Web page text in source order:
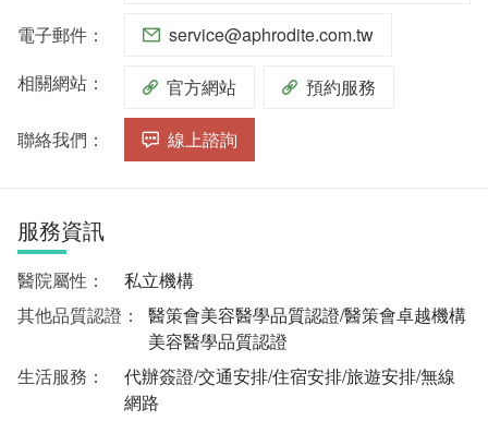
電子郵件：
service@aphrodite.com.tw
相關網站：
官方網站 預約服務
聯絡我們： 線上諮詢
服務資訊
醫院屬性：
私立機構
其他品質認證：
醫策會美容醫學品質認證/醫策會卓越機構
美容醫學品質認證
生活服務：
代辦簽證/交通安排/住宿安排/旅遊安排/無線
網路